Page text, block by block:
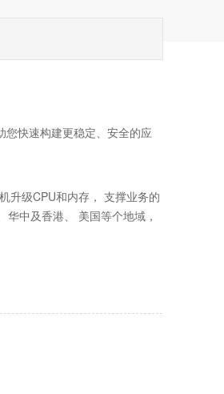
快速构建更稳定、安全的应
升级CPU和内存， 支撑业务的
中及香港、 美国等个地域，